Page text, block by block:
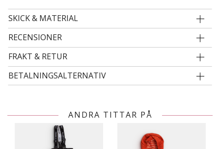
SKICK & MATERIAL
RECENSIONER
FRAKT & RETUR
BETALNINGSALTERNATIV
ANDRA TITTAR PÅ